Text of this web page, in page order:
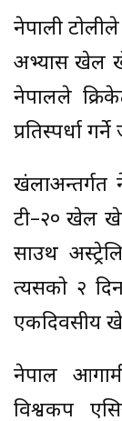
नेपाली
अभ्यास खेल
नेपालले
प्रतिस्पर्धा
टी–२० खेल
साउथ
त्यसको २
एकदिवसीय
नेपाल
विश्वकप